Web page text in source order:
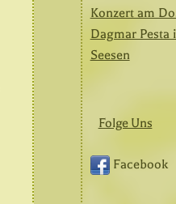
Konzert am
Dagmar Pesta
Seesen
Folge Uns
Facebook